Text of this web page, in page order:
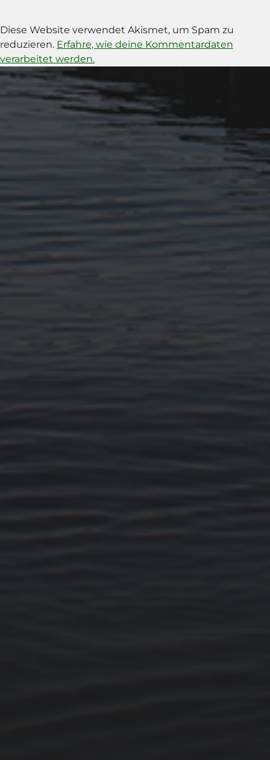
Diese Website verwendet Akismet, um Spam zu
reduzieren. Erfahre, wie deine Kommentardaten
verarbeitet werden.